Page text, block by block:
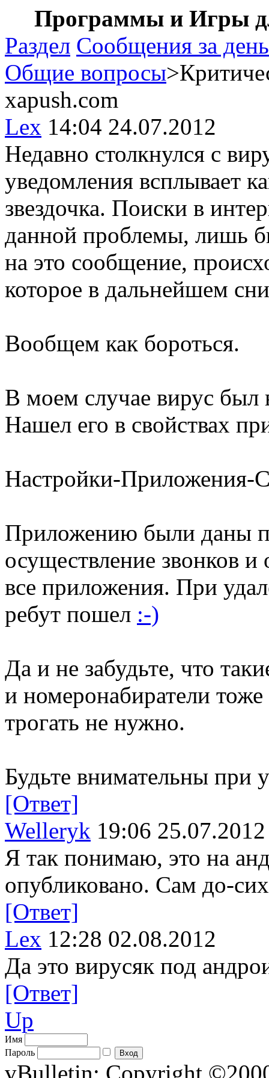
Программы и Игры
Раздел Сообщения за день
Общие вопросы
xapush.com
Lex 14:04 24.07.2012
Недавно столкнулся с
уведомления всплывает
звездочка. Поиски в
данной проблемы, лишь
на это сообщение,
которое в дальнейшем
Вообщем как бороться.
В моем случае вирус
Нашел его в свойствах
Настройки-Приложения-
Приложению были даны
осуществление звонков
все приложения. При
ребут пошел :-)
Да и не забудьте, что
и номеронабиратели
трогать не нужно.
Будьте внимательны при
[Ответ]
Welleryk 19:06 25.07.2012
Я так понимаю, это на
опубликовано. Сам до-
[Ответ]
Lex 12:28 02.08.2012
Да это вирусяк под
[Ответ]
Up
Имя
Пароль